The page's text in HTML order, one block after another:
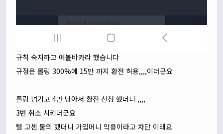
규칙 숙지하고 에볼바카라 했습니다
규정은 롤링 300%에 15만 까지 환전 허용,,,,이더군요
롤링 넘기고 4만 낭아서 환전 신청 했더니 ,,,,
3번 취소 시키더군요
텔 고센 물의 했더니 가입머니 악용이라고 차단 이래요